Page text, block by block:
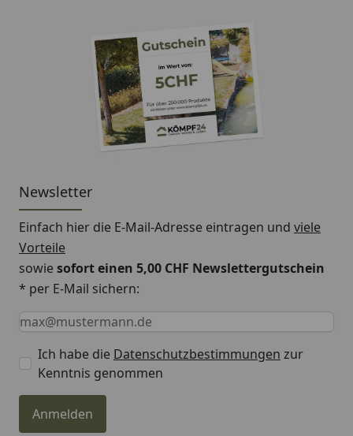
Newsletter
Einfach hier die E-Mail-Adresse eintragen und viele
Vorteile
sowiesofort einen 5,00 CHF Newslettergutschein
* per E-Mail sichern:
Keine Eingabe erforderlich
Eingabe erforderlich
E-Mail *
Ich habe die Datenschutzbestimmungen zur
Kenntnis genommen
Anmelden